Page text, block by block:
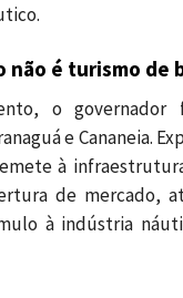
não é turismo de
o governador
e Cananeia.
à
de mercado,
à indústria